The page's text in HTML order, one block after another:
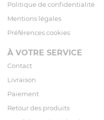
Politique de confidentialité
Mentions légales
Préférences cookies
À VOTRE SERVICE
Contact
Livraison
Paiement
Retour des produits